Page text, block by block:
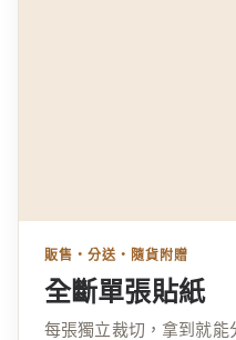
販售・分送・隨貨附贈
全斷單張貼紙
每張獨立裁切，拿到就能